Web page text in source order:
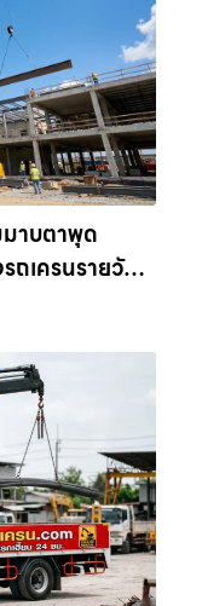
าบตาพุด
ถเครนรายวัน